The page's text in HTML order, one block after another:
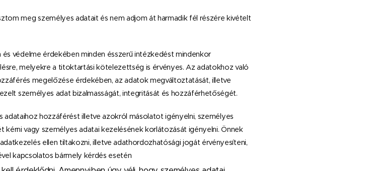
meg személyes adatait és nem adjom át harmadik fél részére kivételt
védelme érdekében minden ésszerű intézkedést mindenkor
melyekre a titoktartási kötelezettség is érvényes. Az adatokhoz való
megelőzése érdekében, az adatok megváltoztatását, illetve
személyes adat bizalmasságát, integritását és hozzáférhetőségét.
adataihoz hozzáférést illetve azokról másolatot igényelni, személyes
vagy személyes adatai kezelésének korlátozását igényelni. Önnek
ellen tiltakozni, illetve adathordozhatósági jogát érvényesíteni,
kapcsolatos bármely kérdés esetén